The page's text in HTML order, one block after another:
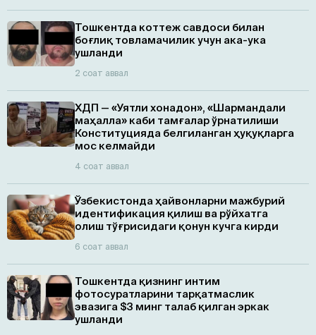
Тошкентда коттеж савдоси билан
боғлиқ товламачилик учун ака-ука
ушланди
2 соат аввал
ХДП — «Уятли хонадон», «Шармандали
маҳалла» каби тамғалар ўрнатилиши
Конституцияда белгиланган ҳуқуқларга
мос келмайди
4 соат аввал
Ўзбекистонда ҳайвонларни мажбурий
идентификация қилиш ва рўйхатга
олиш тўғрисидаги қонун кучга кирди
6 соат аввал
Тошкентда қизнинг интим
фотосуратларини тарқатмаслик
эвазига $3 минг талаб қилган эркак
ушланди